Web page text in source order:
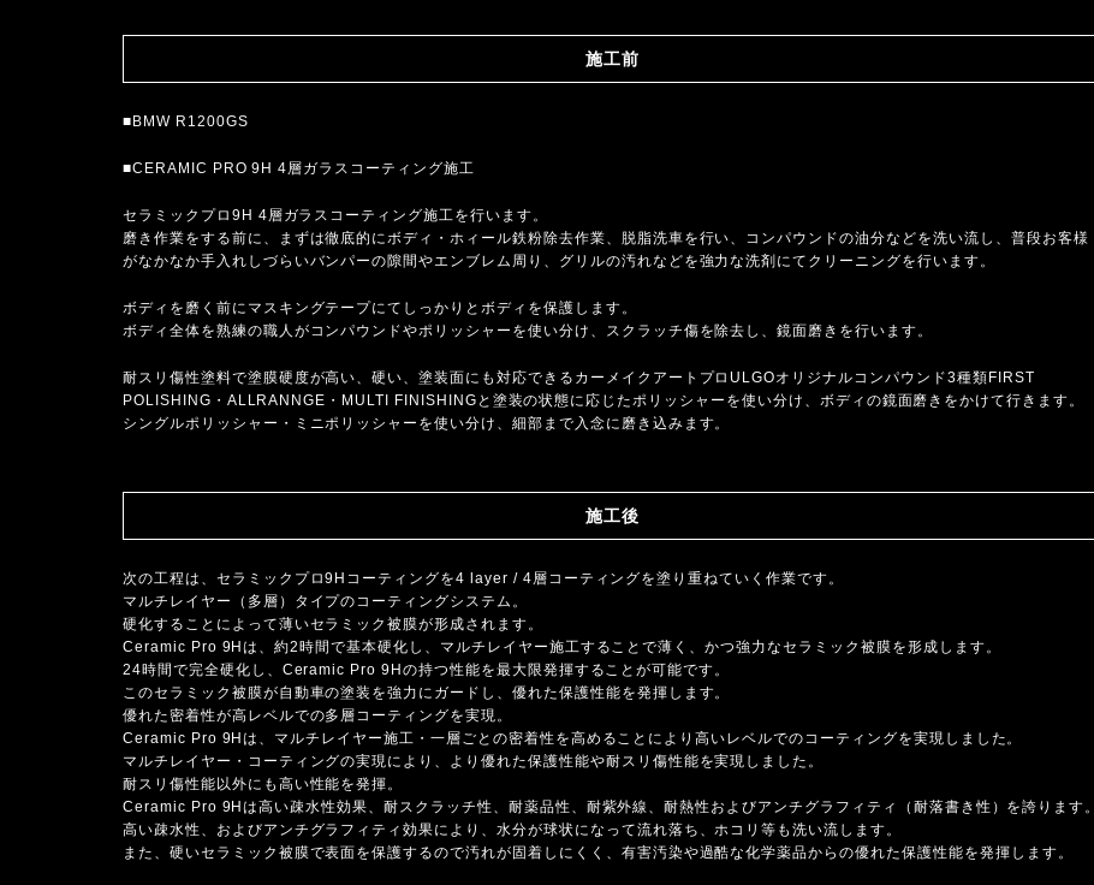
施工前
■BMW R1200GS
■CERAMIC PRO 9H 4層ガラスコーティング施工
セラミックプロ9H 4層ガラスコーティング施工を行います。
磨き作業をする前に、まずは徹底的にボディ・ホィール鉄粉除去作業、脱脂洗車を行い、コンパウンドの油分などを洗い流し、普段お客様
がなかなか手入れしづらいバンパーの隙間やエンブレム周り、グリルの汚れなどを強力な洗剤にてクリーニングを行います。
ボディを磨く前にマスキングテープにてしっかりとボディを保護します。
ボディ全体を熟練の職人がコンパウンドやポリッシャーを使い分け、スクラッチ傷を除去し、鏡面磨きを行います。
耐スリ傷性塗料で塗膜硬度が高い、硬い、塗装面にも対応できるカーメイクアートプロULGOオリジナルコンパウンド3種類FIRST
POLISHING・ALLRANNGE・MULTI FINISHINGと塗装の状態に応じたポリッシャーを使い分け、ボディの鏡面磨きをかけて行きます。
シングルポリッシャー・ミニポリッシャーを使い分け、細部まで入念に磨き込みます。
施工後
次の工程は、セラミックプロ9Hコーティングを4 layer / 4層コーティングを塗り重ねていく作業です。
マルチレイヤー（多層）タイプのコーティングシステム。
硬化することによって薄いセラミック被膜が形成されます。
Ceramic Pro 9Hは、約2時間で基本硬化し、マルチレイヤー施工することで薄く、かつ強力なセラミック被膜を形成します。
24時間で完全硬化し、Ceramic Pro 9Hの持つ性能を最大限発揮することが可能です。
このセラミック被膜が自動車の塗装を強力にガードし、優れた保護性能を発揮します。
優れた密着性が高レベルでの多層コーティングを実現。
Ceramic Pro 9Hは、マルチレイヤー施工・一層ごとの密着性を高めることにより高いレベルでのコーティングを実現しました。
マルチレイヤー・コーティングの実現により、より優れた保護性能や耐スリ傷性能を実現しました。
耐スリ傷性能以外にも高い性能を発揮。
Ceramic Pro 9Hは高い疎水性効果、耐スクラッチ性、耐薬品性、耐紫外線、耐熱性およびアンチグラフィティ（耐落書き性）を誇ります。
高い疎水性、およびアンチグラフィティ効果により、水分が球状になって流れ落ち、ホコリ等も洗い流します。
また、硬いセラミック被膜で表面を保護するので汚れが固着しにくく、有害汚染や過酷な化学薬品からの優れた保護性能を発揮します。